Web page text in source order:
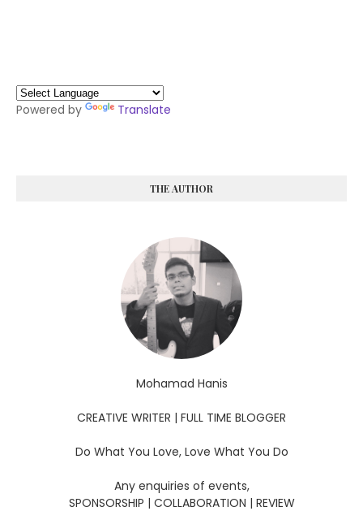
Powered by Translate
THE AUTHOR
Mohamad Hanis
CREATIVE WRITER | FULL TIME BLOGGER
Do What You Love, Love What You Do
Any enquiries of events,
SPONSORSHIP | COLLABORATION | REVIEW